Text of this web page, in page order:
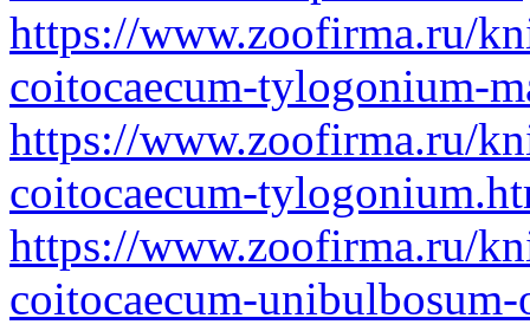
https://www.zoofirma.ru/
coitocaecum-tylogonium-
https://www.zoofirma.ru/
coitocaecum-
https://www.zoofirma.ru/
coitocaecum-